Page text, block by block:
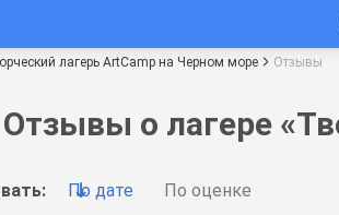
лагерь ArtCamp на Черном море Отзывы
Отзывы о лагере
По дате По оценке